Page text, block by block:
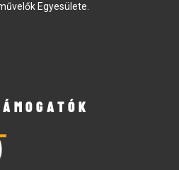
Egyesülete.